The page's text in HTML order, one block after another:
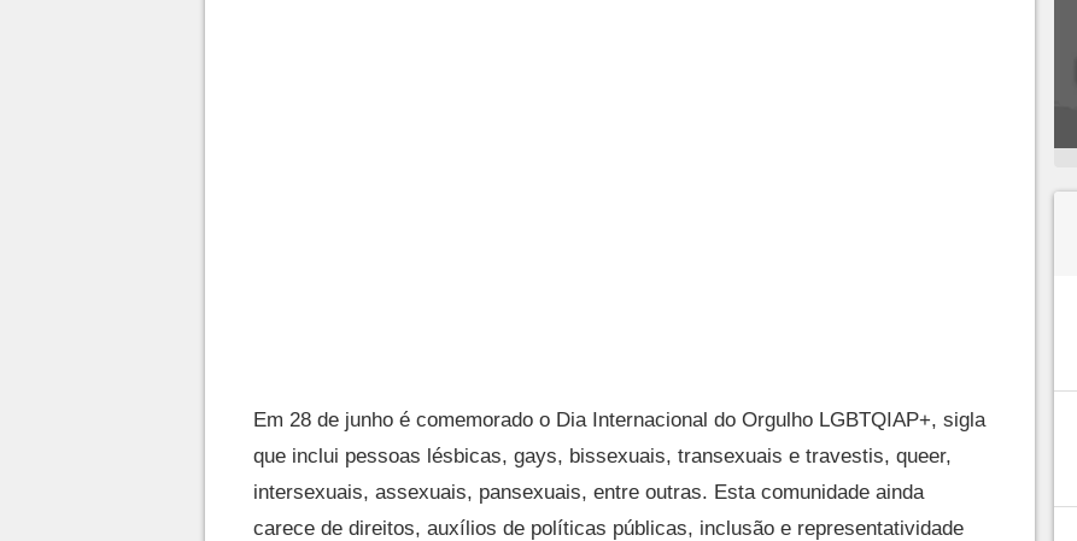
Em 28 de junho é comemorado o Dia Internacional do Orgulho LGBTQIAP+, sigla
que inclui pessoas lésbicas, gays, bissexuais, transexuais e travestis, queer,
intersexuais, assexuais, pansexuais, entre outras. Esta comunidade ainda
carece de direitos, auxílios de políticas públicas, inclusão e representatividade